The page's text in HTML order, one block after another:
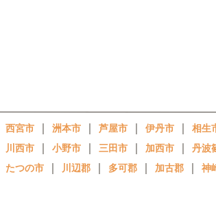
西宮市 ｜ 洲本市 ｜ 芦屋市 ｜ 伊丹市 ｜ 相生
川西市 ｜ 小野市 ｜ 三田市 ｜ 加西市 ｜ 丹波
たつの市 ｜ 川辺郡 ｜ 多可郡 ｜ 加古郡 ｜ 神